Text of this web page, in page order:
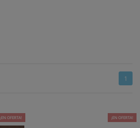
1
¡EN OFERTA! ¡EN OFERTA!